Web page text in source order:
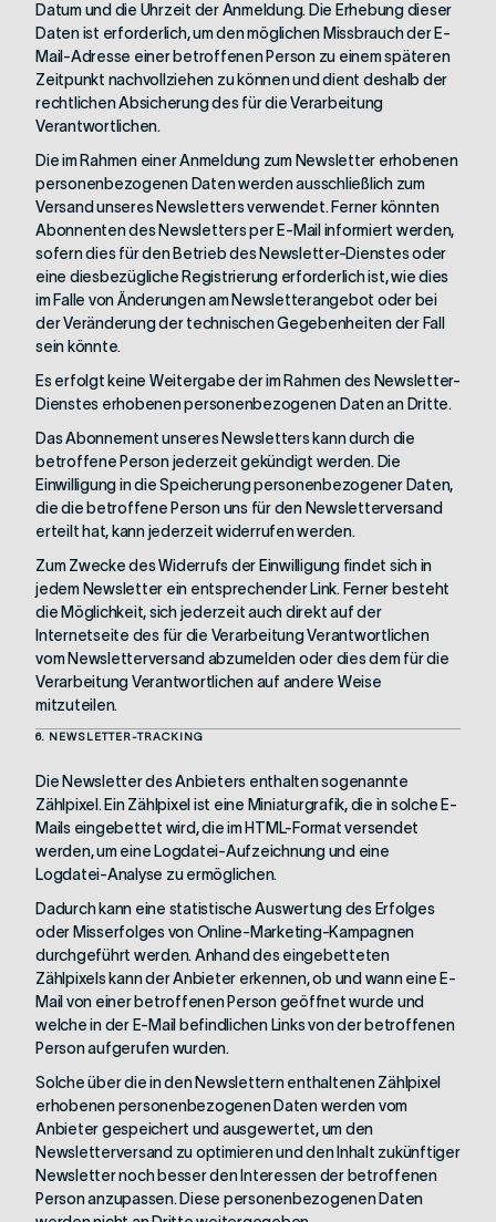
Datum und die Uhrzeit der Anmeldung. Die Erhebung dieser
Daten ist erforderlich, um den möglichen Missbrauch der E-
Mail-Adresse einer betroffenen Person zu einem späteren
Zeitpunkt nachvollziehen zu können und dient deshalb der
rechtlichen Absicherung des für die Verarbeitung
Verantwortlichen.
Die im Rahmen einer Anmeldung zum Newsletter erhobenen
personenbezogenen Daten werden ausschließlich zum
Versand unseres Newsletters verwendet. Ferner könnten
Abonnenten des Newsletters per E-Mail informiert werden,
sofern dies für den Betrieb des Newsletter-Dienstes oder
eine diesbezügliche Registrierung erforderlich ist, wie dies
im Falle von Änderungen am Newsletterangebot oder bei
der Veränderung der technischen Gegebenheiten der Fall
sein könnte.
Es erfolgt keine Weitergabe der im Rahmen des Newsletter-
Dienstes erhobenen personenbezogenen Daten an Dritte.
Das Abonnement unseres Newsletters kann durch die
betroffene Person jederzeit gekündigt werden. Die
Einwilligung in die Speicherung personenbezogener Daten,
die die betroffene Person uns für den Newsletterversand
erteilt hat, kann jederzeit widerrufen werden.
Zum Zwecke des Widerrufs der Einwilligung findet sich in
jedem Newsletter ein entsprechender Link. Ferner besteht
die Möglichkeit, sich jederzeit auch direkt auf der
Internetseite des für die Verarbeitung Verantwortlichen
vom Newsletterversand abzumelden oder dies dem für die
Verarbeitung Verantwortlichen auf andere Weise
mitzuteilen.
6. NEWSLETTER-TRACKING
Die Newsletter des Anbieters enthalten sogenannte
Zählpixel. Ein Zählpixel ist eine Miniaturgrafik, die in solche E-
Mails eingebettet wird, die im HTML-Format versendet
werden, um eine Logdatei-Aufzeichnung und eine
Logdatei-Analyse zu ermöglichen.
Dadurch kann eine statistische Auswertung des Erfolges
oder Misserfolges von Online-Marketing-Kampagnen
durchgeführt werden. Anhand des eingebetteten
Zählpixels kann der Anbieter erkennen, ob und wann eine E-
Mail von einer betroffenen Person geöffnet wurde und
welche in der E-Mail befindlichen Links von der betroffenen
Person aufgerufen wurden.
Solche über die in den Newslettern enthaltenen Zählpixel
erhobenen personenbezogenen Daten werden vom
Anbieter gespeichert und ausgewertet, um den
Newsletterversand zu optimieren und den Inhalt zukünftiger
Newsletter noch besser den Interessen der betroffenen
Person anzupassen. Diese personenbezogenen Daten